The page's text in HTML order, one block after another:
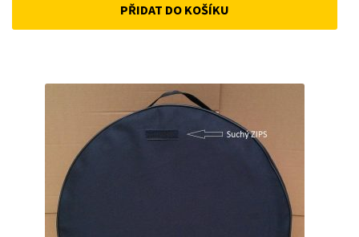
was:
is:
PŘIDAT DO KOŠÍKU